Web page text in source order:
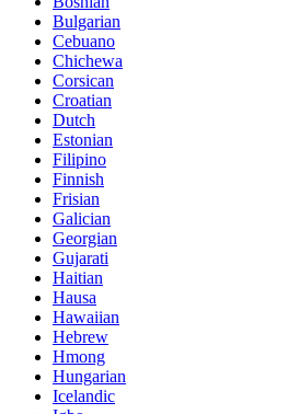
Bulgarian
Cebuano
Chichewa
Corsican
Croatian
Dutch
Estonian
Filipino
Finnish
Frisian
Galician
Georgian
Gujarati
Haitian
Hausa
Hawaiian
Hebrew
Hmong
Hungarian
Icelandic